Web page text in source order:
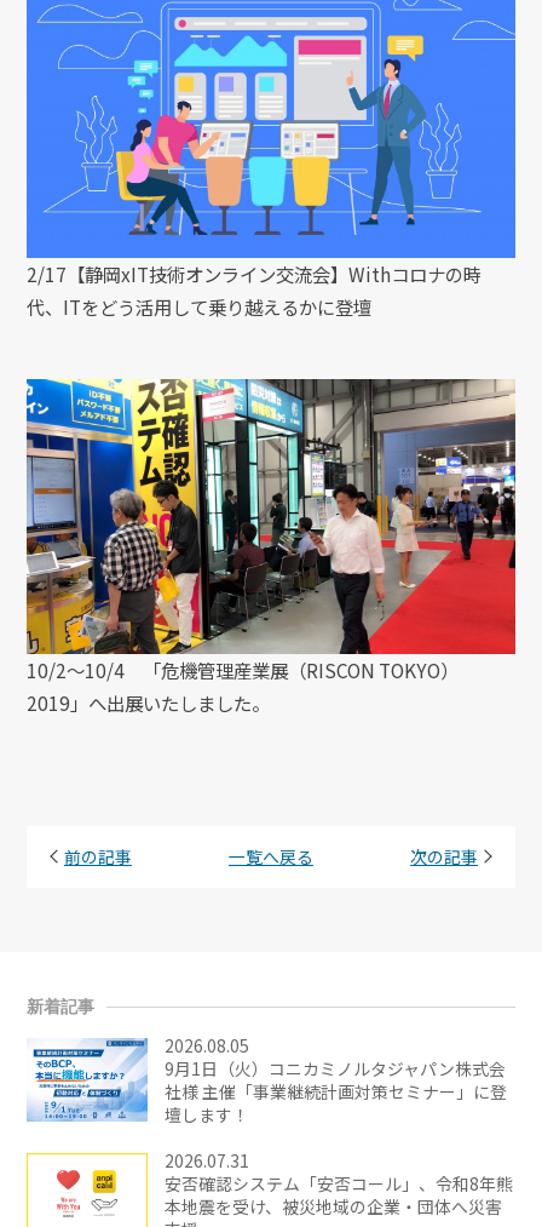
2/17【静岡xIT技術オンライン交流会】Withコロナの時
代、ITをどう活用して乗り越えるかに登壇
10/2〜10/4 「危機管理産業展（RISCON TOKYO）
2019」へ出展いたしました。
前の記事 一覧へ戻る 次の記事
新着記事
2026.08.05
9月1日（火）コニカミノルタジャパン株式会
社様 主催「事業継続計画対策セミナー」に登
壇します！
2026.07.31
安否確認システム「安否コール」、令和8年熊
本地震を受け、被災地域の企業・団体へ災害